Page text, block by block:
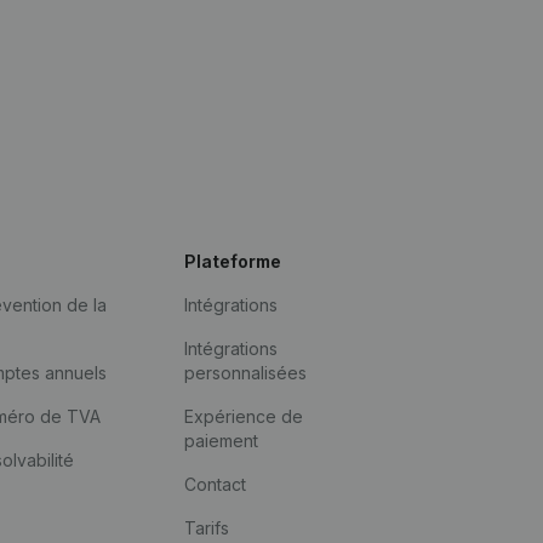
de la
annuels
de TVA
Plateforme
Intégrations
Intégrations
personnalisées
Expérience de
paiement
Contact
Tarifs